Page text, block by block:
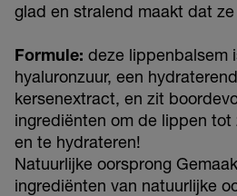
glad en stralend maakt dat
Formule: deze lippenbalsem
hyaluronzuur, een
kersenextract, en zit
ingrediënten om de lippen
en te hydrateren!
Natuurlijke oorsprong
ingrediënten van natuurlijke